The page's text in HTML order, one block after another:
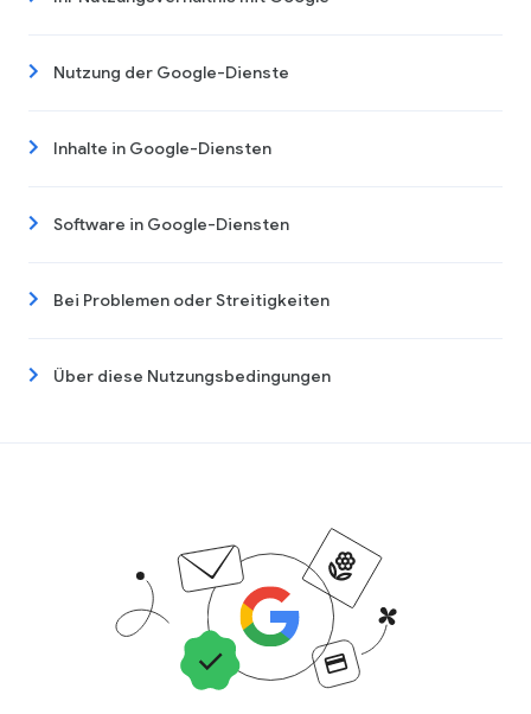
Nutzung der Google-Dienste
Inhalte in Google-Diensten
Software in Google-Diensten
Bei Problemen oder Streitigkeiten
Über diese Nutzungsbedingungen